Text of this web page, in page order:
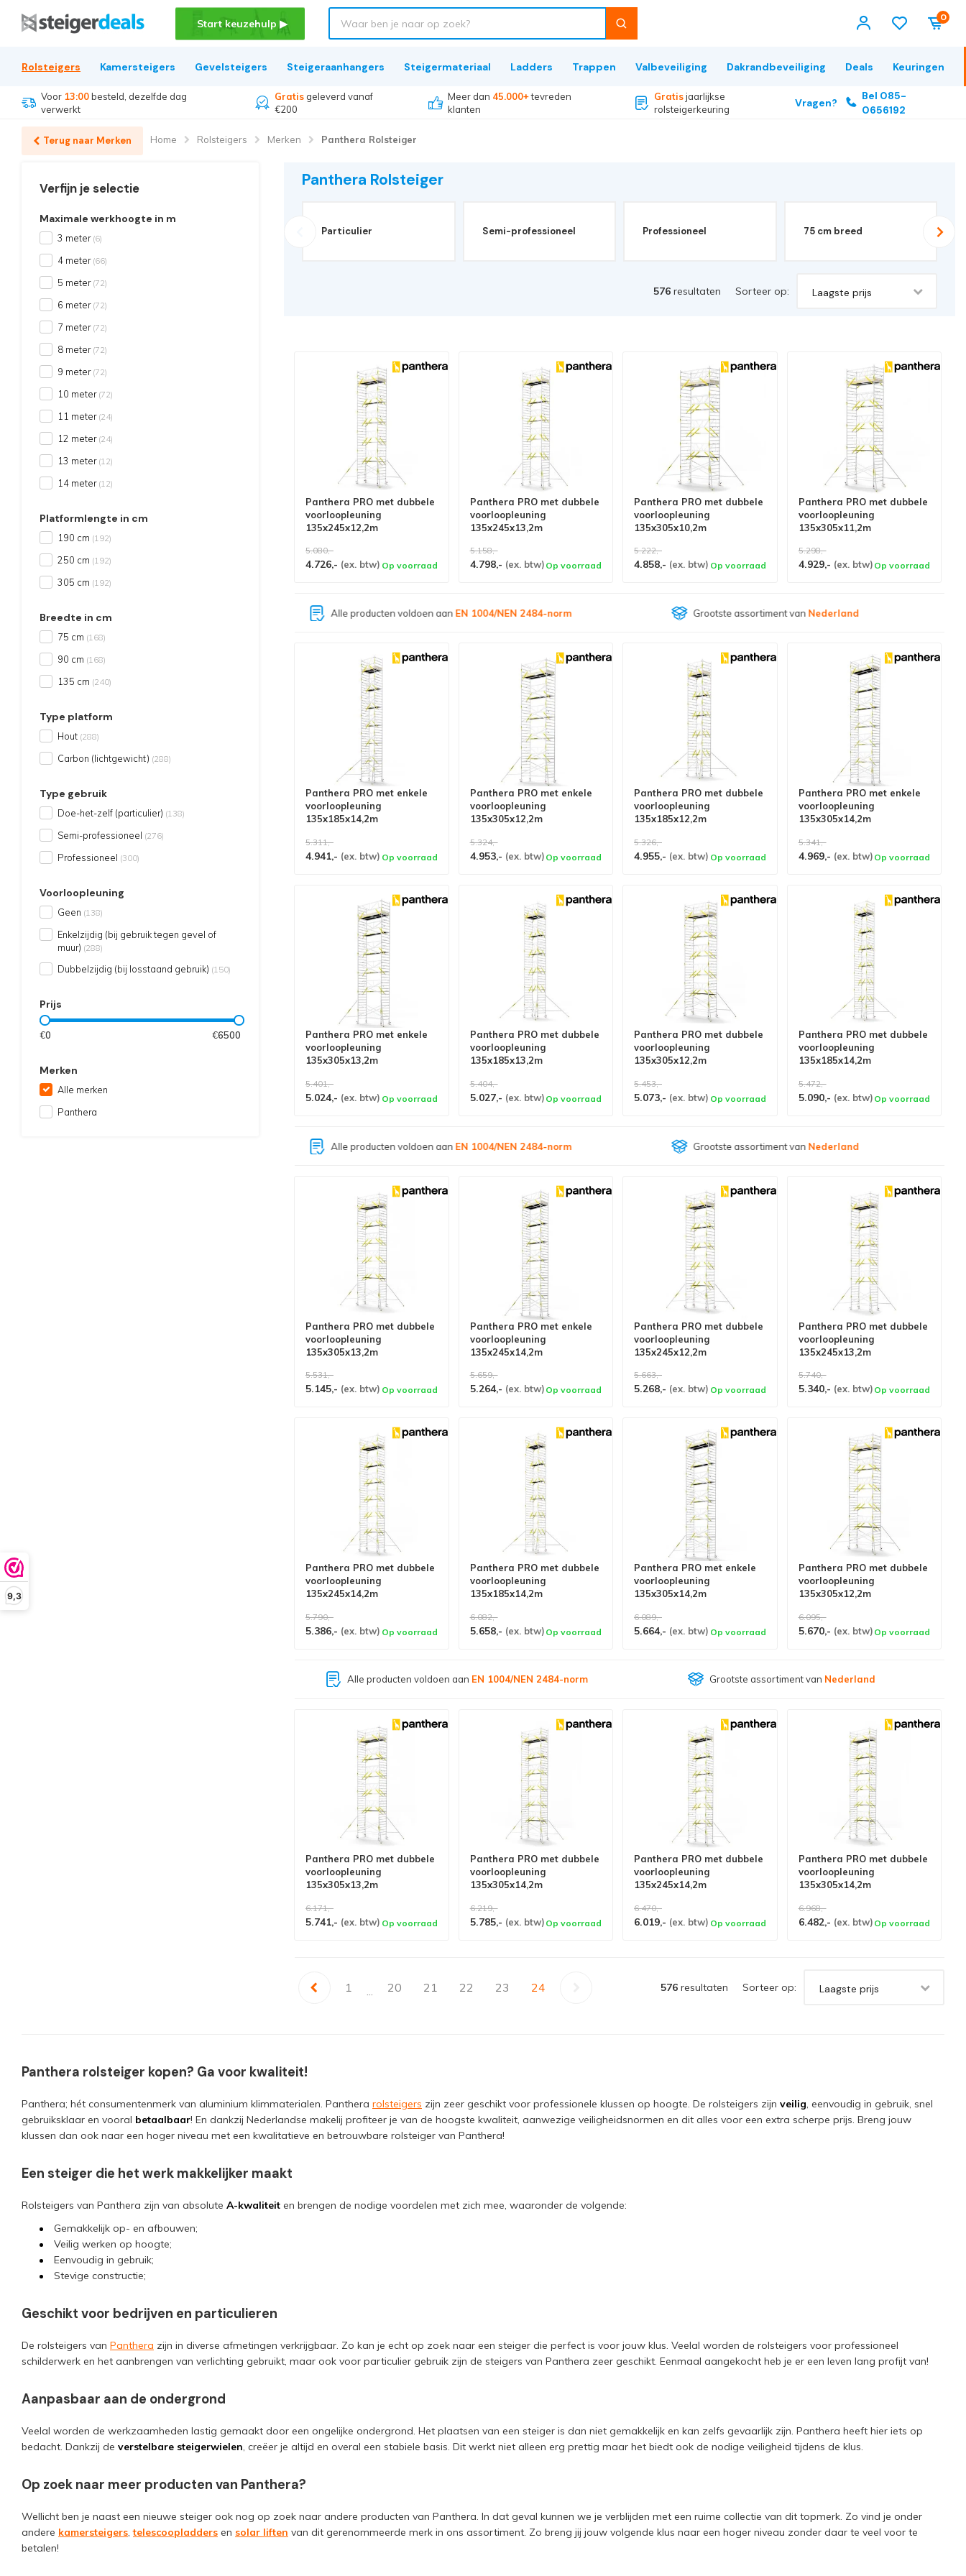
9,3
Start keuzehulp ▶ 0
Rolsteigers Kamersteigers Gevelsteigers Steigeraanhangers Steigermateriaal Ladders Trappen Valbeveiliging Dakrandbeveiliging Deals Keuringen
Voor 13:00besteld, dezelfde dag
verwerkt
Gratis geleverd vanaf
€200
Meer dan 45.000+tevreden
klanten
Gratisjaarlijkse
rolsteigerkeuring
Vragen?
Bel 085-
0656192
Terug naar Merken Home Rolsteigers Merken Panthera Rolsteiger
Verfijn je selectie
Maximale werkhoogte in m
3 meter (6)
4 meter (66)
5 meter (72)
6 meter (72)
7 meter (72)
8 meter (72)
9 meter (72)
10 meter (72)
11 meter (24)
12 meter (24)
13 meter (12)
14 meter (12)
Platformlengte in cm
190 cm (192)
250 cm (192)
305 cm (192)
Breedte in cm
75 cm (168)
90 cm (168)
135 cm (240)
Type platform
Hout (288)
Carbon (lichtgewicht) (288)
Type gebruik
Doe-het-zelf (particulier) (138)
Semi-professioneel (276)
Professioneel (300)
Voorloopleuning
Geen (138)
Enkelzijdig (bij gebruik tegen gevel of
muur) (288)
Dubbelzijdig (bij losstaand gebruik) (150)
Prijs
€0 €6500
Merken
Alle merken
Panthera
Panthera Rolsteiger
Particulier Semi-professioneel Professioneel 75 cm breed
576 resultaten Sorteer op: Laagste prijs
Panthera PRO met dubbele
voorloopleuning
135x245x12,2m
5.080,-
4.726,- (ex. btw) Op voorraad
Panthera PRO met dubbele
voorloopleuning
135x245x13,2m
5.158,-
4.798,- (ex. btw) Op voorraad
Panthera PRO met dubbele
voorloopleuning
135x305x10,2m
5.222,-
4.858,- (ex. btw) Op voorraad
Panthera PRO met dubbele
voorloopleuning
135x305x11,2m
5.298,-
4.929,- (ex. btw) Op voorraad
Alle producten voldoen aan Grootste assortiment vanNederland Klantenbeoordeling9,4/10
Panthera PRO met enkele
voorloopleuning
135x185x14,2m
5.311,-
4.941,- (ex. btw) Op voorraad
Panthera PRO met enkele
voorloopleuning
135x305x12,2m
5.324,-
4.953,- (ex. btw) Op voorraad
Panthera PRO met dubbele
voorloopleuning
135x185x12,2m
5.326,-
4.955,- (ex. btw) Op voorraad
Panthera PRO met enkele
voorloopleuning
135x305x14,2m
5.341,-
4.969,- (ex. btw) Op voorraad
Panthera PRO met enkele
voorloopleuning
135x305x13,2m
5.401,-
5.024,- (ex. btw) Op voorraad
Panthera PRO met dubbele
voorloopleuning
135x185x13,2m
5.404,-
5.027,- (ex. btw) Op voorraad
Panthera PRO met dubbele
voorloopleuning
135x305x12,2m
5.453,-
5.073,- (ex. btw) Op voorraad
Panthera PRO met dubbele
voorloopleuning
135x185x14,2m
5.472,-
5.090,- (ex. btw) Op voorraad
Grootste assortiment vanNederland Klantenbeoordeling9,4/10
Panthera PRO met dubbele
voorloopleuning
135x305x13,2m
5.531,-
5.145,- (ex. btw) Op voorraad
Panthera PRO met enkele
voorloopleuning
135x245x14,2m
5.659,-
5.264,- (ex. btw) Op voorraad
Panthera PRO met dubbele
voorloopleuning
135x245x12,2m
5.663,-
5.268,- (ex. btw) Op voorraad
Panthera PRO met dubbele
voorloopleuning
135x245x13,2m
5.740,-
5.340,- (ex. btw) Op voorraad
Panthera PRO met dubbele
voorloopleuning
135x245x14,2m
5.790,-
5.386,- (ex. btw) Op voorraad
Panthera PRO met dubbele
voorloopleuning
135x185x14,2m
6.082,-
5.658,- (ex. btw) Op voorraad
Panthera PRO met enkele
voorloopleuning
135x305x14,2m
6.089,-
5.664,- (ex. btw) Op voorraad
Panthera PRO met dubbele
voorloopleuning
135x305x12,2m
6.095,-
5.670,- (ex. btw) Op voorraad
Grootste assortiment vanNederland Klantenbeoordeling 9,4/10
Panthera PRO met dubbele
voorloopleuning
135x305x13,2m
6.171,-
5.741,- (ex. btw) Op voorraad
Panthera PRO met dubbele
voorloopleuning
135x305x14,2m
6.219,-
5.785,- (ex. btw) Op voorraad
Panthera PRO met dubbele
voorloopleuning
135x245x14,2m
6.470,-
6.019,- (ex. btw) Op voorraad
Panthera PRO met dubbele
voorloopleuning
135x305x14,2m
6.968,-
6.482,- (ex. btw) Op voorraad
1 ... 20 21 22 23 24 576 resultaten Sorteer op: Laagste prijs
Panthera rolsteiger kopen? Ga voor kwaliteit!
Panthera; hét consumentenmerk van aluminium klimmaterialen. Panthera rolsteigers zijn zeer geschikt voor professionele klussen op hoogte. De rolsteigers zijn veilig, eenvoudig in gebruik, snel
gebruiksklaar en vooral betaalbaar! En dankzij Nederlandse makelij profiteer je van de hoogste kwaliteit, aanwezige veiligheidsnormen en dit alles voor een extra scherpe prijs. Breng jouw
klussen dan ook naar een hoger niveau met een kwalitatieve en betrouwbare rolsteiger van Panthera!
Een steiger die het werk makkelijker maakt
Rolsteigers van Panthera zijn van absolute A-kwaliteit en brengen de nodige voordelen met zich mee, waaronder de volgende:
Gemakkelijk op- en afbouwen;
Veilig werken op hoogte;
Eenvoudig in gebruik;
Stevige constructie;
Geschikt voor bedrijven en particulieren
De rolsteigers van Panthera zijn in diverse afmetingen verkrijgbaar. Zo kan je echt op zoek naar een steiger die perfect is voor jouw klus. Veelal worden de rolsteigers voor professioneel
schilderwerk en het aanbrengen van verlichting gebruikt, maar ook voor particulier gebruik zijn de steigers van Panthera zeer geschikt. Eenmaal aangekocht heb je er een leven lang profijt van!
Aanpasbaar aan de ondergrond
Veelal worden de werkzaamheden lastig gemaakt door een ongelijke ondergrond. Het plaatsen van een steiger is dan niet gemakkelijk en kan zelfs gevaarlijk zijn. Panthera heeft hier iets op
bedacht. Dankzij de verstelbare steigerwielen, creëer je altijd en overal een stabiele basis. Dit werkt niet alleen erg prettig maar het biedt ook de nodige veiligheid tijdens de klus.
Op zoek naar meer producten van Panthera?
Wellicht ben je naast een nieuwe steiger ook nog op zoek naar andere producten van Panthera. In dat geval kunnen we je verblijden met een ruime collectie van dit topmerk. Zo vind je onder
andere kamersteigers,telescoopladders en solar liften van dit gerenommeerde merk in ons assortiment. Zo breng jij jouw volgende klus naar een hoger niveau zonder daar te veel voor te
betalen!